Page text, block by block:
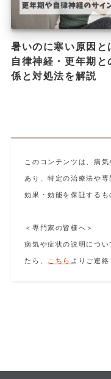
暑いのに寒い原因と
自律神経・更年期と
係と対処法を解説
このコンテンツは、病
あり、特定の治療法や
効果・効能を保証するも
＜専門家の皆様へ＞
病気や症状の説明につ
たら、 こちら よりご連絡